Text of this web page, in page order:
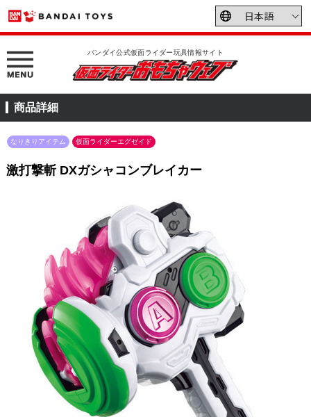
バンダイ公式仮面ライダー玩具情報サイト
商品詳細
なりきりアイテム 仮面ライダーエグゼイド
激打撃斬 DXガシャコンブレイカー